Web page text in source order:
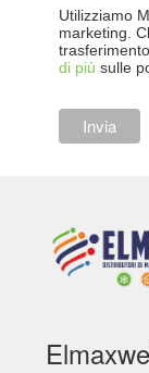
Utilizziamo
marketing.
di più sulle